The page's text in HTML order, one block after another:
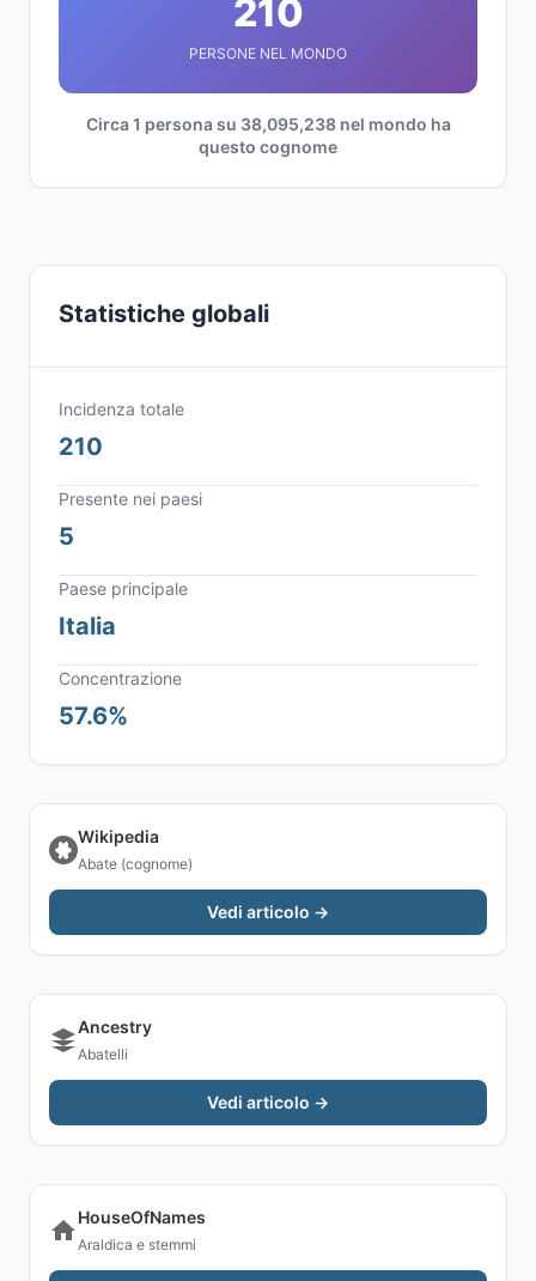
210
PERSONE NEL MONDO
Circa 1 persona su 38,095,238 nel mondo ha
questo cognome
Statistiche globali
Incidenza totale
210
Presente nei paesi
5
Paese principale
Italia
Concentrazione
57.6%
Wikipedia
Abate (cognome)
Vedi articolo →
Ancestry
Abatelli
Vedi articolo →
HouseOfNames
Araldica e stemmi